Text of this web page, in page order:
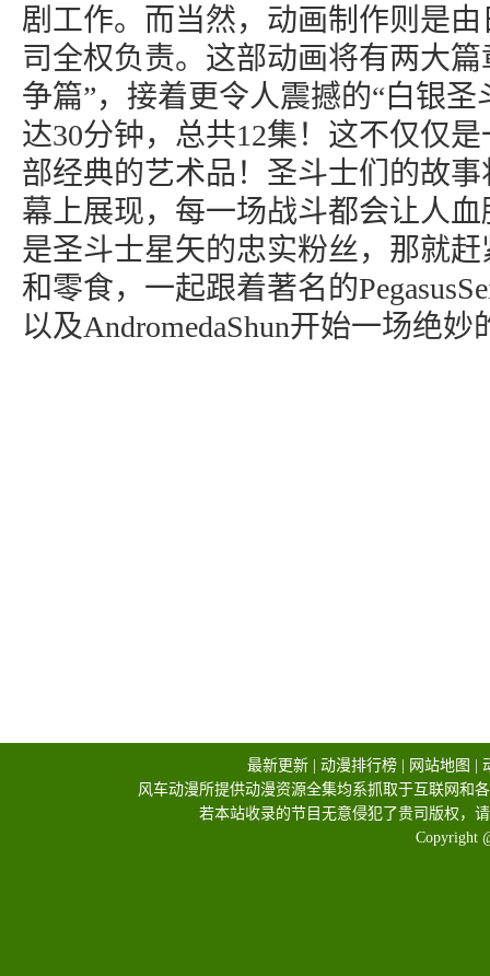
剧工作。而当然，动画制作则是
司全权负责。这部动画将有两大
争篇”，接着更令人震撼的“白银圣
达30分钟，总共12集！这不仅仅
部经典的艺术品！圣斗士们的故
幕上展现，每一场战斗都会让人
是圣斗士星矢的忠实粉丝，那就
和零食，一起跟着著名的
以及AndromedaShun开始一场绝
最新更新 动漫排行榜 网站地图
风车动漫所提供动漫资源全集均系抓取于互联网和
若本站收录的节目无意侵犯了贵司版权，
Copyright